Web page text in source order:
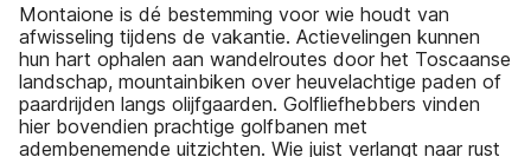
Montaione is dé bestemming voor wie houdt van
afwisseling tijdens de vakantie. Actievelingen kunnen
hun hart ophalen aan wandelroutes door het Toscaanse
landschap, mountainbiken over heuvelachtige paden of
paardrijden langs olijfgaarden. Golfliefhebbers vinden
hier bovendien prachtige golfbanen met
adembenemende uitzichten. Wie juist verlangt naar rust